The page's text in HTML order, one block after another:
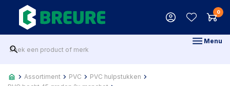
0
Menu
Assortiment PVC
PVC hulpstukken